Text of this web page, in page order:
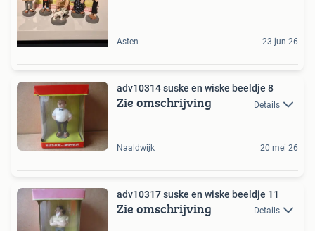
Asten 23 jun 26
adv10314 suske en wiske beeldje 8
Zie omschrijving Details
Naaldwijk 20 mei 26
adv10317 suske en wiske beeldje 11
Zie omschrijving Details